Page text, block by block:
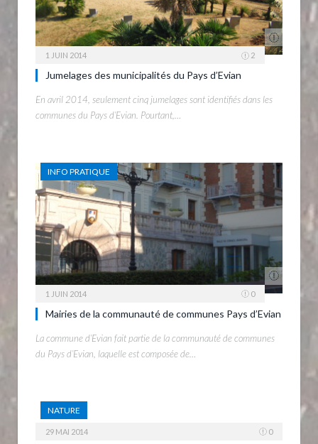
1 JUIN 2014 2
Jumelages des municipalités du Pays d’Evian
En avril 2014, seulement cinq jumelages sont identifiés dans les
communes du Pays d’Evian. Pourtant,…
INFO PRATIQUE
1 JUIN 2014 0
Mairies de la communauté de communes Pays d’Evian
La commune d’Evian fait partie de la communauté de communes
du Pays d’Evian, laquelle est composée de…
NATURE
29 MAI 2014 0